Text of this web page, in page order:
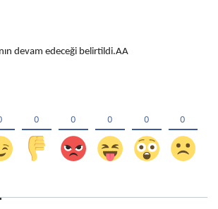
devam edeceği belirtildi.AA